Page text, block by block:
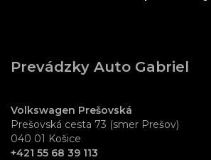
Prevádzky Auto Gabriel
Volkswagen Prešovská
Prešovská cesta 73 (smer Prešov)
040 01 Košice
+421 55 68 39 113